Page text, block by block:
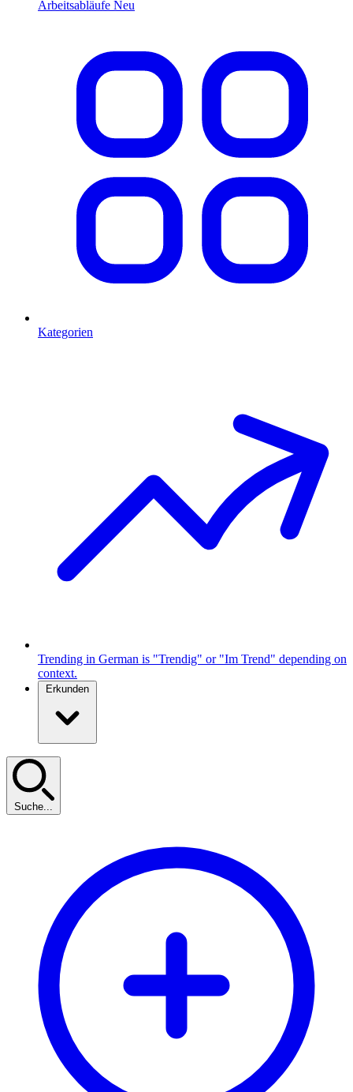
Arbeitsabläufe Neu
Kategorien
Trending in German is "Trendig" or "Im Trend" depending on
context.
Erkunden
Suche...